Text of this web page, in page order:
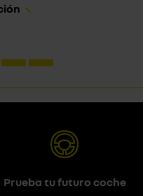
Prueba tu futuro coche